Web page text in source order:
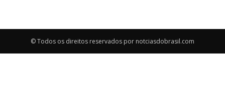
© Todos os direitos reservados por notciasdobrasil.com